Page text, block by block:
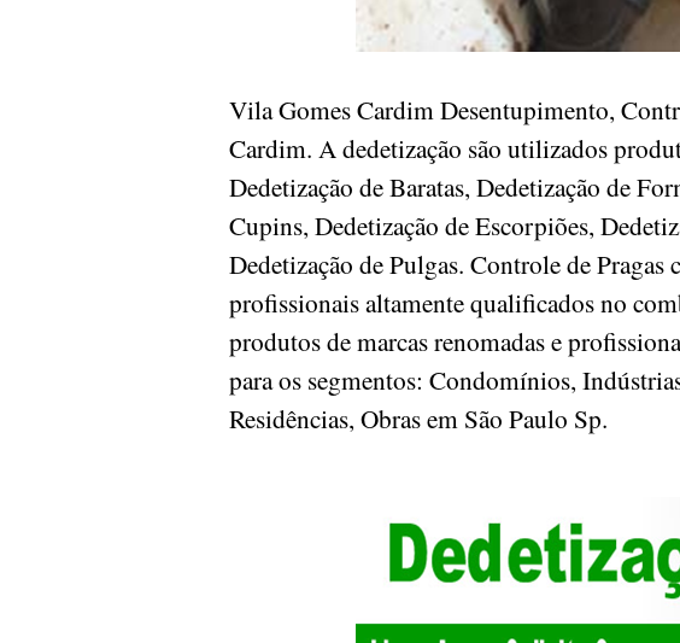
Vila Gomes Cardim Desentupimento,
Cardim. A dedetização são utilizados
Dedetização de Baratas, Dedetização de
Cupins, Dedetização de Escorpiões,
Dedetização de Pulgas. Controle de
profissionais altamente qualificados no
produtos de marcas renomadas e
para os segmentos: Condomínios,
Residências, Obras em São Paulo Sp.